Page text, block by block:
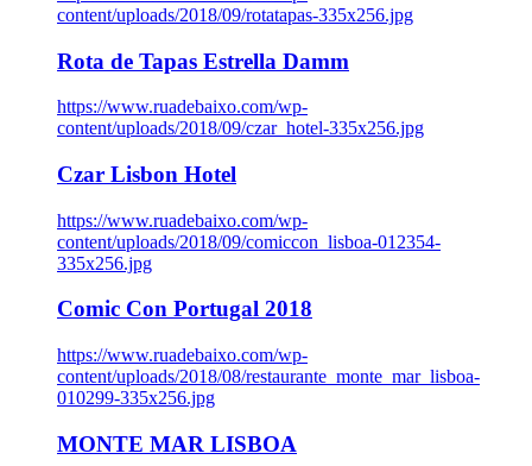
content/uploads/2018/09/rotatapas-335x256.jpg
Rota de Tapas Estrella Damm
https://www.ruadebaixo.com/wp-
content/uploads/2018/09/czar_hotel-335x256.jpg
Czar Lisbon Hotel
https://www.ruadebaixo.com/wp-
content/uploads/2018/09/comiccon_lisboa-012354-
335x256.jpg
Comic Con Portugal 2018
https://www.ruadebaixo.com/wp-
content/uploads/2018/08/restaurante_monte_mar_lisboa-
010299-335x256.jpg
MONTE MAR LISBOA